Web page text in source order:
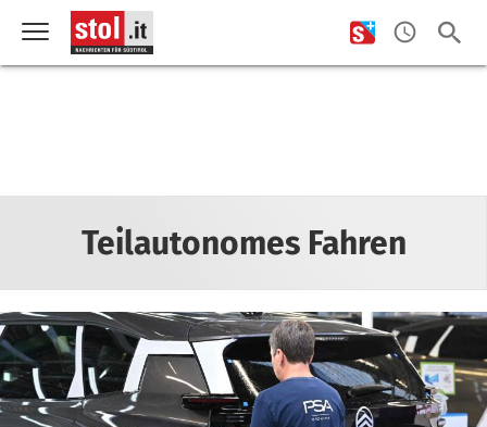
Teilautonomes Fahren